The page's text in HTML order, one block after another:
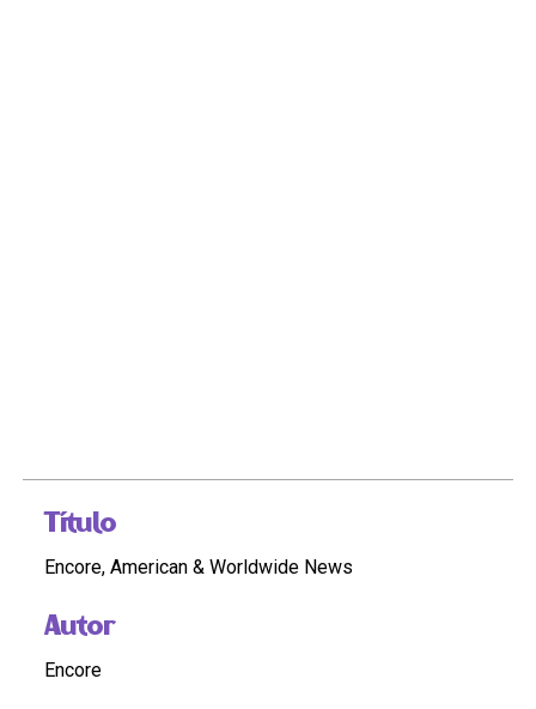
Título
Encore, American & Worldwide News
Autor
Encore